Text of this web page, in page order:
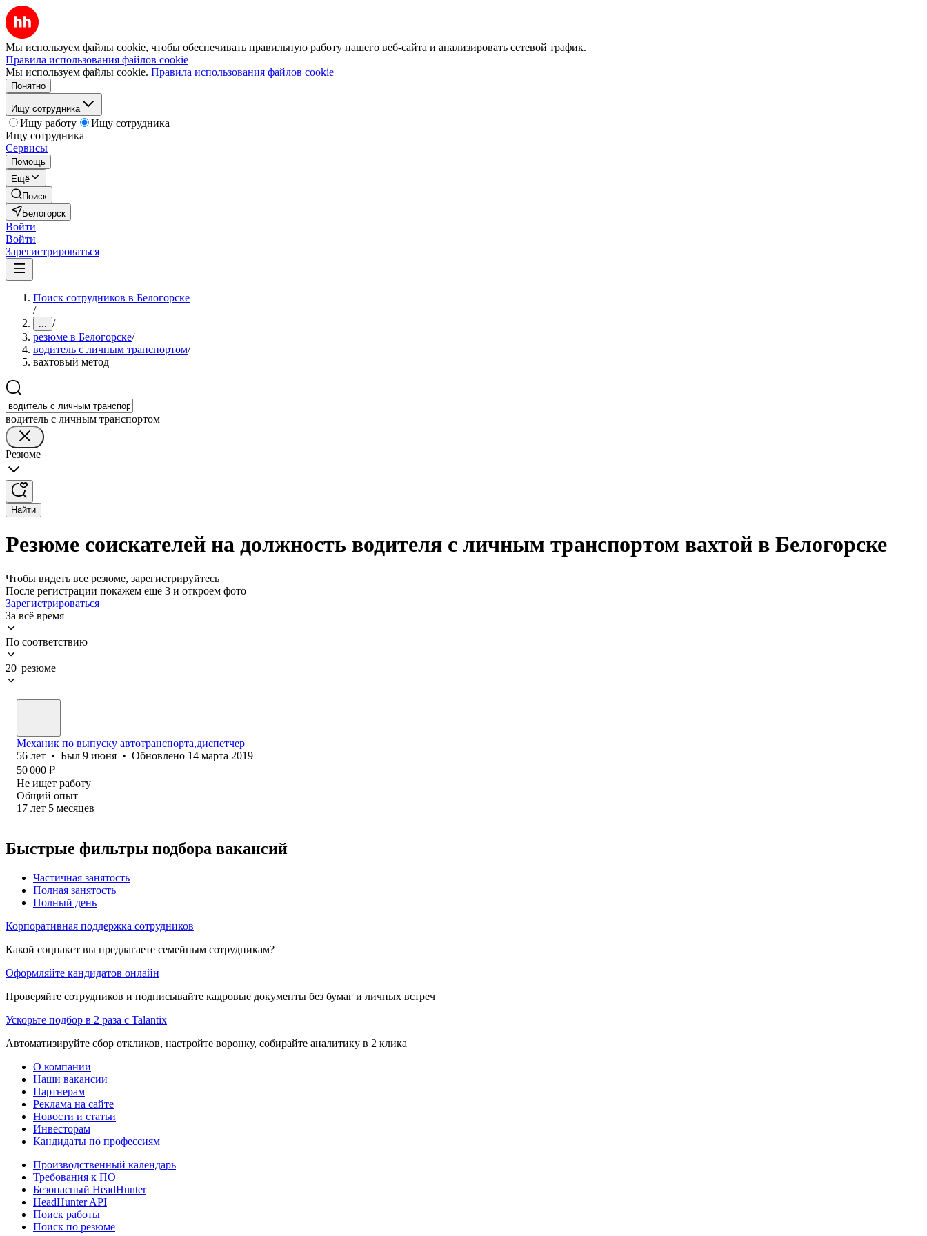
Мы используем файлы cookie, чтобы обеспечивать правильную работу нашего веб-сайта и анализировать сетевой трафик.
Правила использования файлов cookie
Мы используем файлы cookie. Правила использования файлов cookie
Понятно
Ищу сотрудника
Ищу работу
Ищу сотрудника
Ищу сотрудника
Сервисы
Помощь
Ещё
Поиск
Белогорск
Войти
Войти
Зарегистрироваться
Поиск сотрудников в Белогорске
/
... /
резюме в Белогорске/
водитель с личным транспортом/
вахтовый метод
водитель с личным транспортом
Резюме
Найти
Резюме соискателей на должность водителя с личным транспортом вахтой в Белогорске
Чтобы видеть все резюме, зарегистрируйтесь
После регистрации покажем ещё 3 и откроем фото
Зарегистрироваться
За всё время
По соответствию
20 резюме
Механик по выпуску автотранспорта,диспетчер
56 лет • Был 9 июня • Обновлено 14 марта 2019
50 000 ₽
Не ищет работу
Общий опыт
17 лет 5 месяцев
Быстрые фильтры подбора вакансий
Частичная занятость
Полная занятость
Полный день
Корпоративная поддержка сотрудников
Какой соцпакет вы предлагаете семейным сотрудникам?
Оформляйте кандидатов онлайн
Проверяйте сотрудников и подписывайте кадровые документы без бумаг и личных встреч
Ускорьте подбор в 2 раза с Talantix
Автоматизируйте сбор откликов, настройте воронку, собирайте аналитику в 2 клика
О компании
Наши вакансии
Партнерам
Реклама на сайте
Новости и статьи
Инвесторам
Кандидаты по профессиям
Производственный календарь
Требования к ПО
Безопасный HeadHunter
HeadHunter API
Поиск работы
Поиск по резюме